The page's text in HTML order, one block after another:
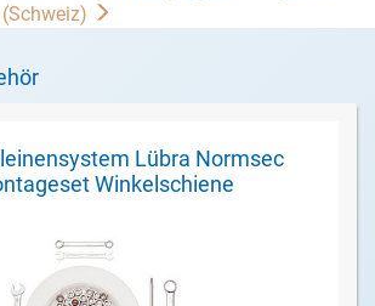
Lübra Normsec
Winkelschiene